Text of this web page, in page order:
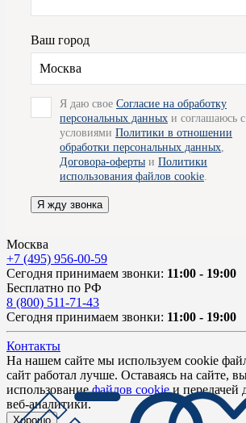
Ваш город
Москва
Я даю свое Согласие на обработку
персональных данных и соглашаюсь с
условиями Политики в отношении
обработки персональных данных
Договора-оферты и Политики
использования файлов cookie
Я жду звонка
Москва
+7 (495) 956-00-59
Сегодня принимаем звонки: 11:00 - 19:00
Бесплатно по РФ
8 (800) 511-71-43
Сегодня принимаем звонки: 11:00 - 19:00
Контакты
На нашем сайте мы используем cookie
сайт работал лучше. Оставаясь на сайте,
использованиефайлов cookieи передачей
веб-аналитики.
Хорошо